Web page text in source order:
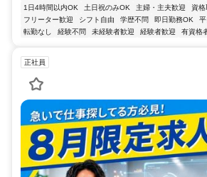
1日4時間以内OK
土日祝のみOK 主婦・主夫歓迎
資格
フリーター歓迎
シフト自由 学歴不問 即日勤務OK
転勤なし
経験不問 未経験者歓迎 経験者歓迎 有資格
正社員